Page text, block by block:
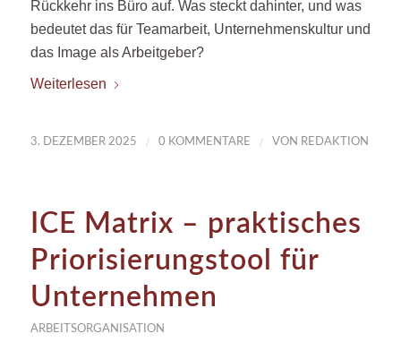
Rückkehr ins Büro auf. Was steckt dahinter, und was
bedeutet das für Teamarbeit, Unternehmenskultur und
das Image als Arbeitgeber?
Weiterlesen
3. DEZEMBER 2025 / 0 KOMMENTARE / VON REDAKTION
ICE Matrix – praktisches
Priorisierungstool für
Unternehmen
ARBEITSORGANISATION